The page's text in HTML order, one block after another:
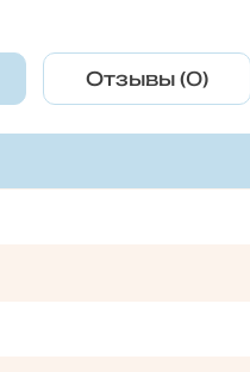
Отзывы (0)